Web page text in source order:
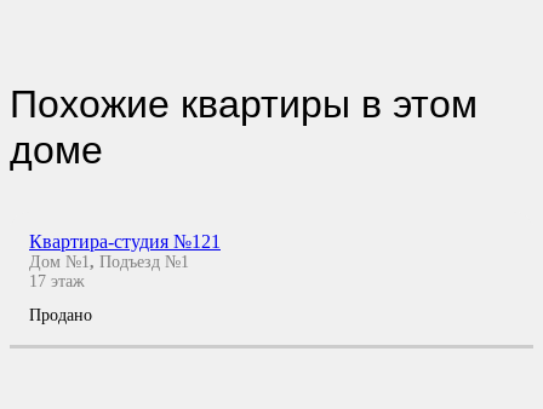
Похожие квартиры в этом
доме
Квартира-студия №121
Дом №1, Подъезд №1
17 этаж
Продано